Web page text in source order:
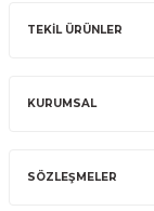
TEKİL ÜRÜNLER
KURUMSAL
SÖZLEŞMELER